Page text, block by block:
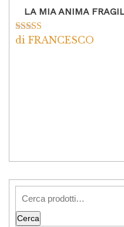
LA MIA ANIMA
Valutato5su
di FRANCESCO
Cerca